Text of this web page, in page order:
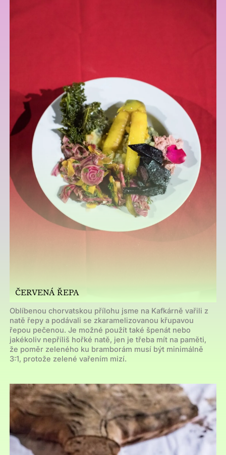
ČERVENÁ ŘEPA
Oblíbenou chorvatskou přílohu jsme na Kafkárně vařili z
natě řepy a podávali se zkaramelizovanou křupavou
řepou pečenou. Je možné použít také špenát nebo
jakékoliv nepříliš hořké natě, jen je třeba mít na paměti,
že poměr zeleného ku bramborám musí být minimálně
3:1, protože zelené vařením mizí.